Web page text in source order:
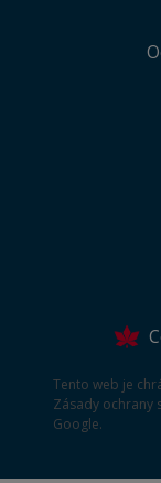
Tento web je
Zásady ochrany
Google.